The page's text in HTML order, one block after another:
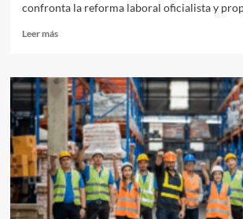
confronta la reforma laboral oficialista y
Leer másRead
La
CTA-
presenta
un
contraproyecto
laboral
con
eje
en